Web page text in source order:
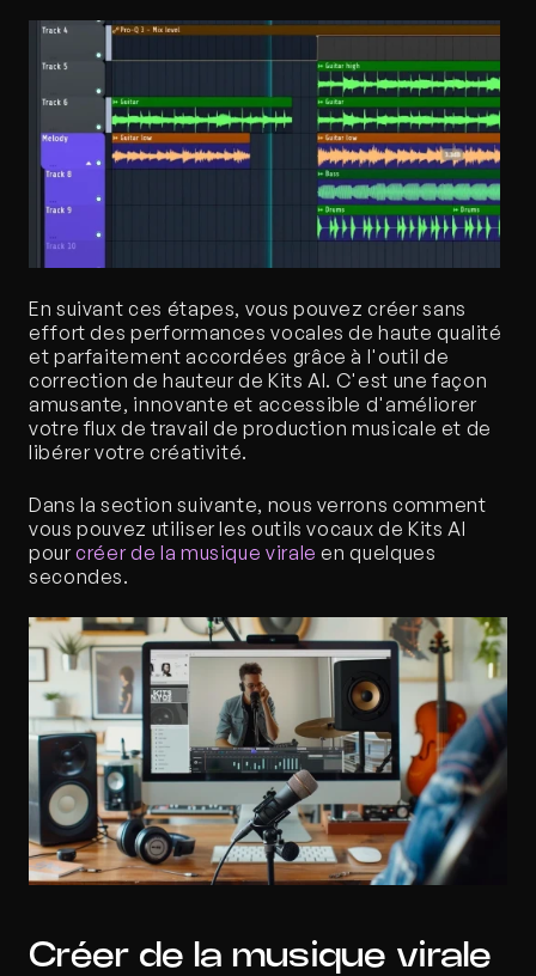
En suivant ces étapes, vous pouvez créer sans
effort des performances vocales de haute qualité
et parfaitement accordées grâce à l'outil de
correction de hauteur de Kits AI. C'est une façon
amusante, innovante et accessible d'améliorer
votre flux de travail de production musicale et de
libérer votre créativité.
Dans la section suivante, nous verrons comment
vous pouvez utiliser les outils vocaux de Kits AI
pour créer de la musique virale en quelques
secondes.
Créer de la musique virale